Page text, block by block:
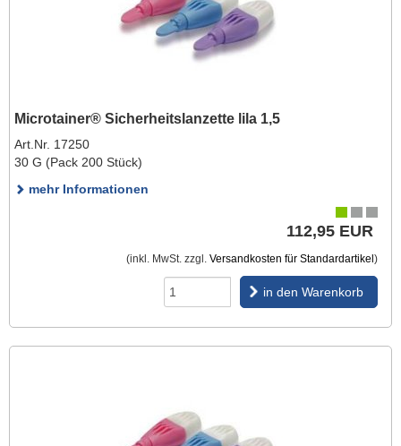
Microtainer® Sicherheitslanzette lila 1,5
Art.Nr. 17250
30 G (Pack 200 Stück)
mehr Informationen
112,95 EUR
(inkl. MwSt. zzgl. Versandkosten für Standardartikel )
in den Warenkorb